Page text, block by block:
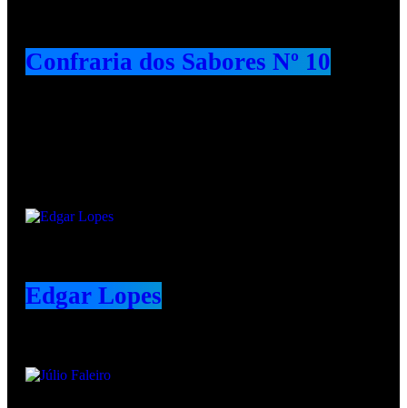
Confraria dos Sabores Nº 10
Edgar Lopes